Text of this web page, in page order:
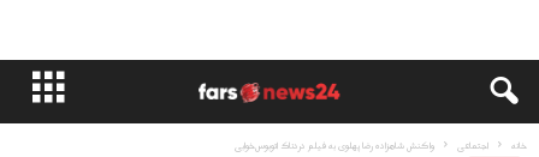
خانه اجتماعی واکنش شاهزاده رضا پهلوی به فیلم دردناک اتوبوس‌خوابی